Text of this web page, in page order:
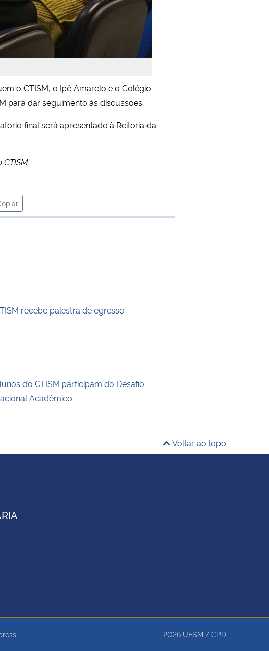
o CTISM, o Ipê Amarelo e o Colégio
para dar seguimento às discussões.
final será apresentado à Reitoria da
para área de transferência
recebe palestra de egresso
do CTISM participam do Desafio
Acadêmico
Voltar ao topo
2026 UFSM / CPD